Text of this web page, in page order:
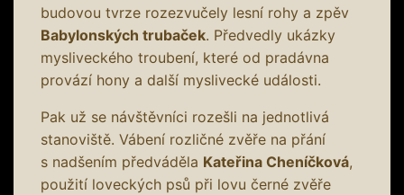
budovou tvrze rozezvučely lesní rohy a zpěv
Babylonských trubaček. Předvedly ukázky
mysliveckého troubení, které od pradávna
provází hony a další myslivecké události.
Pak už se návštěvníci rozešli na jednotlivá
stanoviště. Vábení rozličné zvěře na přání
s nadšením předváděla Kateřina Cheníčková,
použití loveckých psů při lovu černé zvěře